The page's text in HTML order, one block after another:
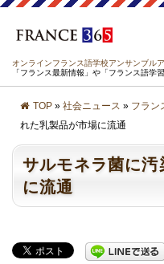
オンラインフランス語学校アンサンブル
「フランス最新情報」や「フランス語学
TOP » 社会ニュース » フラン
れた乳製品が市場に流通
サルモネラ菌に
に流通